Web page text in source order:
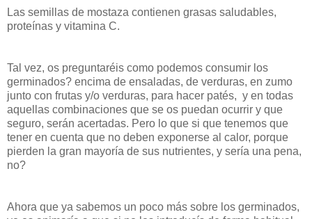
Las semillas de mostaza contienen grasas saludables,
proteínas y vitamina C.
Tal vez, os preguntaréis como podemos consumir los
germinados? encima de ensaladas, de verduras, en zumo
junto con frutas y/o verduras, para hacer patés, y en todas
aquellas combinaciones que se os puedan ocurrir y que
seguro, serán acertadas. Pero lo que si que tenemos que
tener en cuenta que no deben exponerse al calor, porque
pierden la gran mayoría de sus nutrientes, y sería una pena,
no?
Ahora que ya sabemos un poco más sobre los germinados,